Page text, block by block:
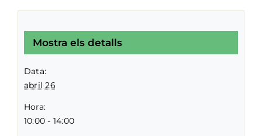
Mostra els detalls
Data:
abril 26
Hora:
10:00 - 14:00